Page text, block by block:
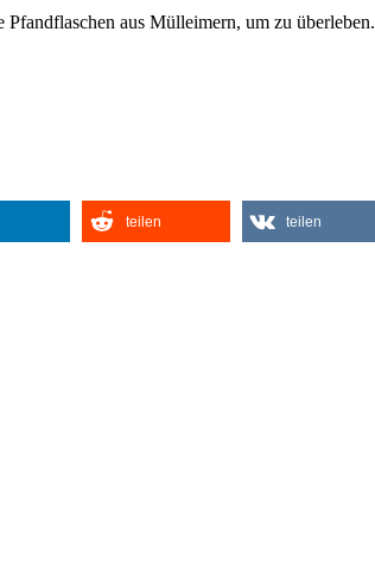
aus Mülleimern, um zu überleben.
teilen teilen